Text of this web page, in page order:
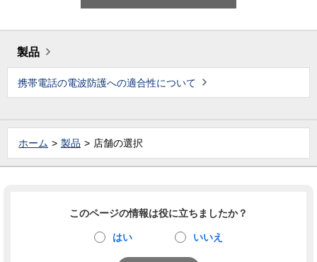
製品
携帯電話の電波防護への適合性について
ホーム 製品 店舗の選択
このページの情報は役に立ちましたか？
はい いいえ